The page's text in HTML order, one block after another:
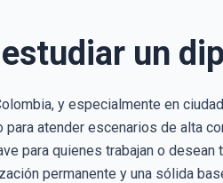
un
y especialmente en
para atender escenarios de alta
para quienes trabajan o
permanente y una sólida